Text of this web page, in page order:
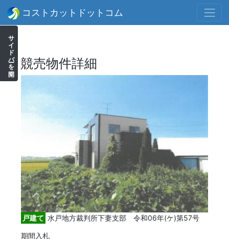
コストカットドットコム
サイドバーを開く 競売物件詳細
戸建て 水戸地方裁判所下妻支部 令和06年(ケ)第57号
期間入札